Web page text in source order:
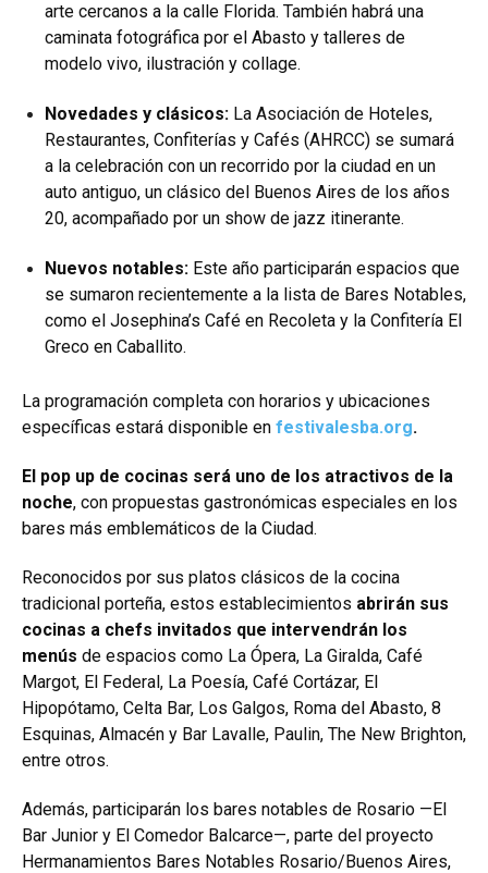
arte cercanos a la calle Florida. También habrá una
caminata fotográfica por el Abasto y talleres de
modelo vivo, ilustración y collage.
Novedades y clásicos: La Asociación de Hoteles,
Restaurantes, Confiterías y Cafés (AHRCC) se sumará
a la celebración con un recorrido por la ciudad en un
auto antiguo, un clásico del Buenos Aires de los años
20, acompañado por un show de jazz itinerante.
Nuevos notables: Este año participarán espacios que
se sumaron recientemente a la lista de Bares Notables,
como el Josephina’s Café en Recoleta y la Confitería El
Greco en Caballito.
La programación completa con horarios y ubicaciones
específicas estará disponible en festivalesba.org.
El pop up de cocinas será uno de los atractivos de la
noche, con propuestas gastronómicas especiales en los
bares más emblemáticos de la Ciudad.
Reconocidos por sus platos clásicos de la cocina
tradicional porteña, estos establecimientos abrirán sus
cocinas a chefs invitados que intervendrán los
menús de espacios como La Ópera, La Giralda, Café
Margot, El Federal, La Poesía, Café Cortázar, El
Hipopótamo, Celta Bar, Los Galgos, Roma del Abasto, 8
Esquinas, Almacén y Bar Lavalle, Paulin, The New Brighton,
entre otros.
Además, participarán los bares notables de Rosario —El
Bar Junior y El Comedor Balcarce—, parte del proyecto
Hermanamientos Bares Notables Rosario/Buenos Aires,